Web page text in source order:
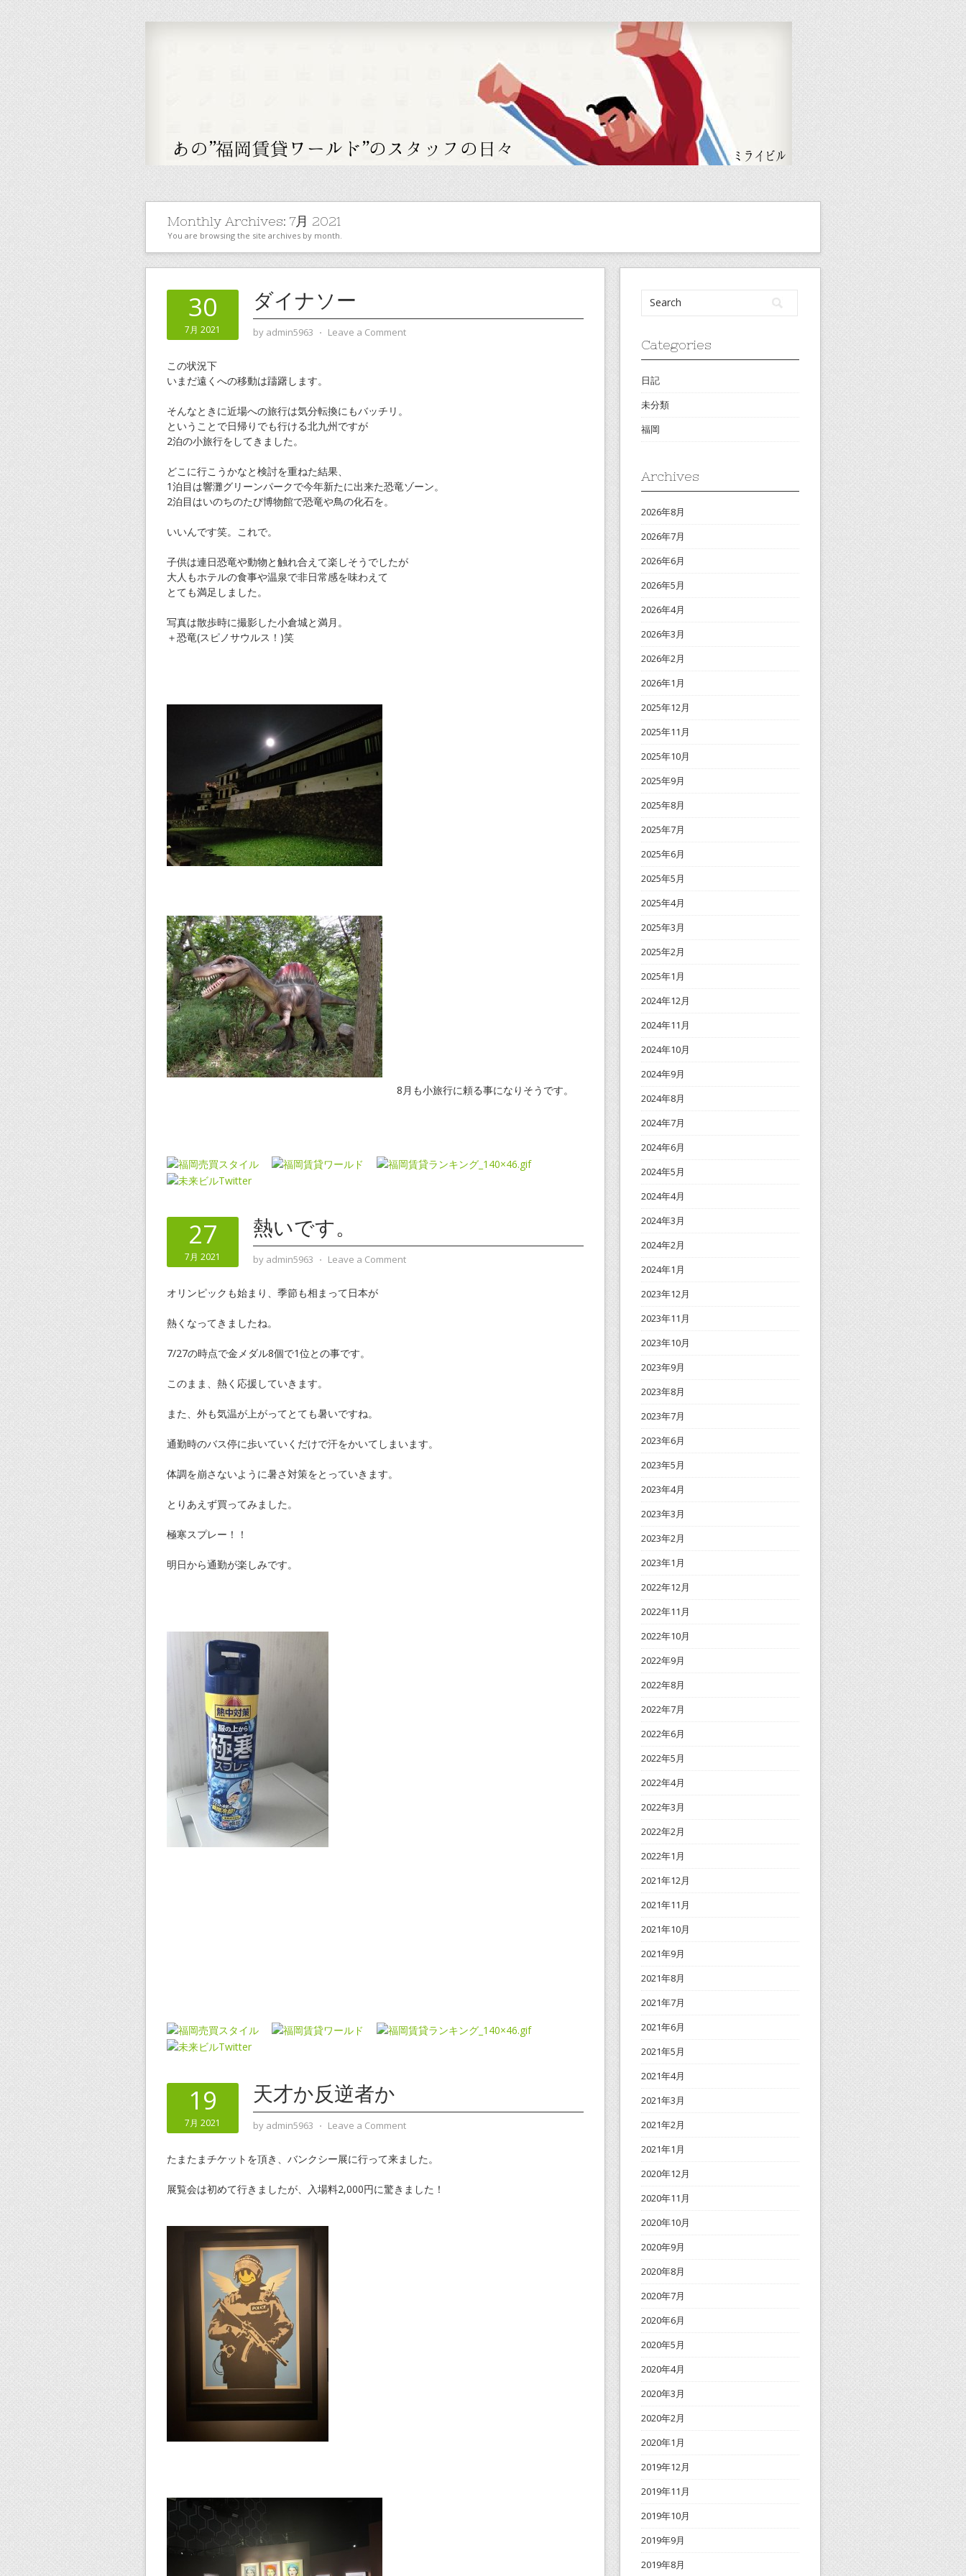
Monthly Archives: 7月 2021
You are browsing the site archives by month.
30
7月 2021
ダイナソー
by admin5963 ⋅ Leave a Comment
この状況下
いまだ遠くへの移動は躊躇します。
そんなときに近場への旅行は気分転換にもバッチリ。
ということで日帰りでも行ける北九州ですが
2泊の小旅行をしてきました。
どこに行こうかなと検討を重ねた結果、
1泊目は響灘グリーンパークで今年新たに出来た恐竜ゾーン。
2泊目はいのちのたび博物館で恐竜や鳥の化石を。
いいんです笑。これで。
子供は連日恐竜や動物と触れ合えて楽しそうでしたが
大人もホテルの食事や温泉で非日常感を味わえて
とても満足しました。
写真は散歩時に撮影した小倉城と満月。
＋恐竜(スピノサウルス！)笑
8月も小旅行に頼る事になりそうです。
27
7月 2021
熱いです。
by admin5963 ⋅ Leave a Comment
オリンピックも始まり、季節も相まって日本が
熱くなってきましたね。
7/27の時点で金メダル8個で1位との事です。
このまま、熱く応援していきます。
また、外も気温が上がってとても暑いですね。
通勤時のバス停に歩いていくだけで汗をかいてしまいます。
体調を崩さないように暑さ対策をとっていきます。
とりあえず買ってみました。
極寒スプレー！！
明日から通勤が楽しみです。
19
7月 2021
天才か反逆者か
by admin5963 ⋅ Leave a Comment
たまたまチケットを頂き、バンクシー展に行って来ました。
展覧会は初めて行きましたが、入場料2,000円に驚きました！
Categories
日記
未分類
福岡
Archives
2026年8月
2026年7月
2026年6月
2026年5月
2026年4月
2026年3月
2026年2月
2026年1月
2025年12月
2025年11月
2025年10月
2025年9月
2025年8月
2025年7月
2025年6月
2025年5月
2025年4月
2025年3月
2025年2月
2025年1月
2024年12月
2024年11月
2024年10月
2024年9月
2024年8月
2024年7月
2024年6月
2024年5月
2024年4月
2024年3月
2024年2月
2024年1月
2023年12月
2023年11月
2023年10月
2023年9月
2023年8月
2023年7月
2023年6月
2023年5月
2023年4月
2023年3月
2023年2月
2023年1月
2022年12月
2022年11月
2022年10月
2022年9月
2022年8月
2022年7月
2022年6月
2022年5月
2022年4月
2022年3月
2022年2月
2022年1月
2021年12月
2021年11月
2021年10月
2021年9月
2021年8月
2021年7月
2021年6月
2021年5月
2021年4月
2021年3月
2021年2月
2021年1月
2020年12月
2020年11月
2020年10月
2020年9月
2020年8月
2020年7月
2020年6月
2020年5月
2020年4月
2020年3月
2020年2月
2020年1月
2019年12月
2019年11月
2019年10月
2019年9月
2019年8月